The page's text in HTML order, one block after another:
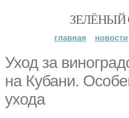
ЗЕЛЁНЫЙ
главная новости
Уход за
на Кубани.
ухода